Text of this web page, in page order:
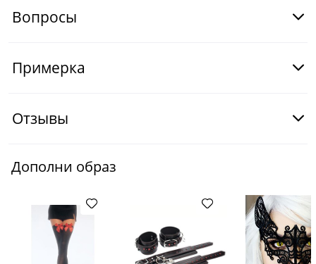
Вопросы
Примерка
Отзывы
Дополни образ